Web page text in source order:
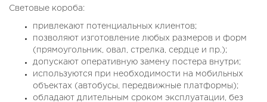
Световые короба:
привлекают потенциальных клиентов;
позволяют изготовление любых размеров и форм
(прямоугольник, овал, стрелка, сердце и пр.);
допускают оперативную замену постера внутри;
используются при необходимости на мобильных
объектах (автобусы, передвижные платформы);
обладают длительным сроком эксплуатации, без